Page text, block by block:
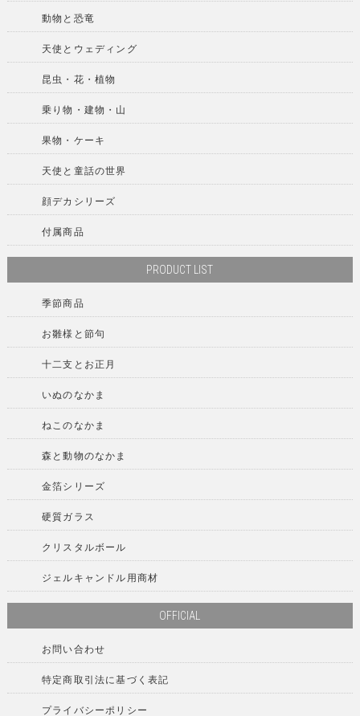
動物と恐竜
天使とウェディング
昆虫・花・植物
乗り物・建物・山
果物・ケーキ
天使と童話の世界
顔デカシリーズ
付属商品
PRODUCT LIST
季節商品
お雛様と節句
十二支とお正月
いぬのなかま
ねこのなかま
森と動物のなかま
金箔シリーズ
硬質ガラス
クリスタルボール
ジェルキャンドル用商材
OFFICIAL
お問い合わせ
特定商取引法に基づく表記
プライバシーポリシー